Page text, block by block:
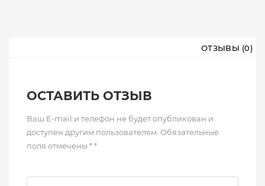
ОТЗЫВЫ (0)
ОСТАВИТЬ ОТЗЫВ
Ваш E-mail и телефон не будет опубликован и
доступен другим пользователям. Обязательные
поля отмечены * *